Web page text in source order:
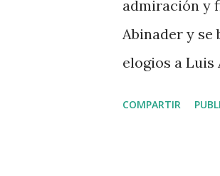
admiración y
Abinader y se
elogios a Luis
COMPARTIR